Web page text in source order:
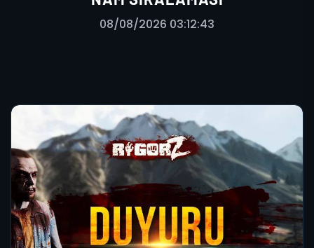
08/08/2026 03:12:43